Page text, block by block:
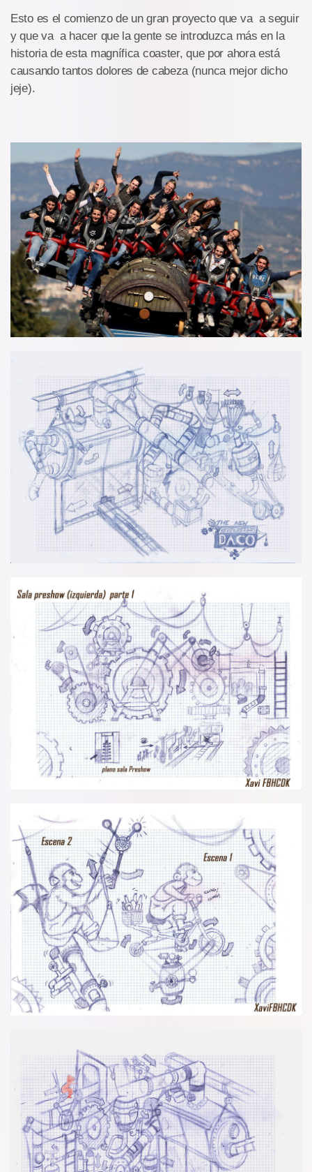
Esto es el comienzo de un gran proyecto que va a seguir
y que va a hacer que la gente se introduzca más en la
historia de esta magnífica coaster, que por ahora está
causando tantos dolores de cabeza (nunca mejor dicho
jeje).